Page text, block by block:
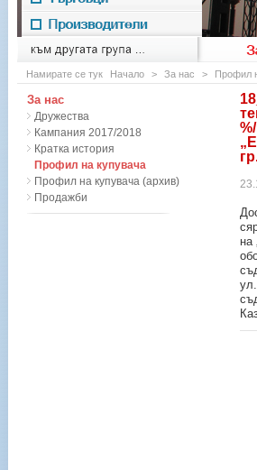
към другата група ...
EVN for
Производители
Намирате се тук Начало > За нас > Профил
на
За нас
Дружества
Кампания 2017/2018
Кратка история
Профил на купувача
Профил на купувача (архив)
Продажби